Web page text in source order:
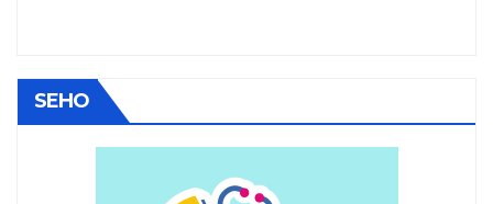
SEHO